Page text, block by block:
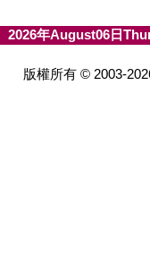
2026年August06日
版權所有 © 2003-